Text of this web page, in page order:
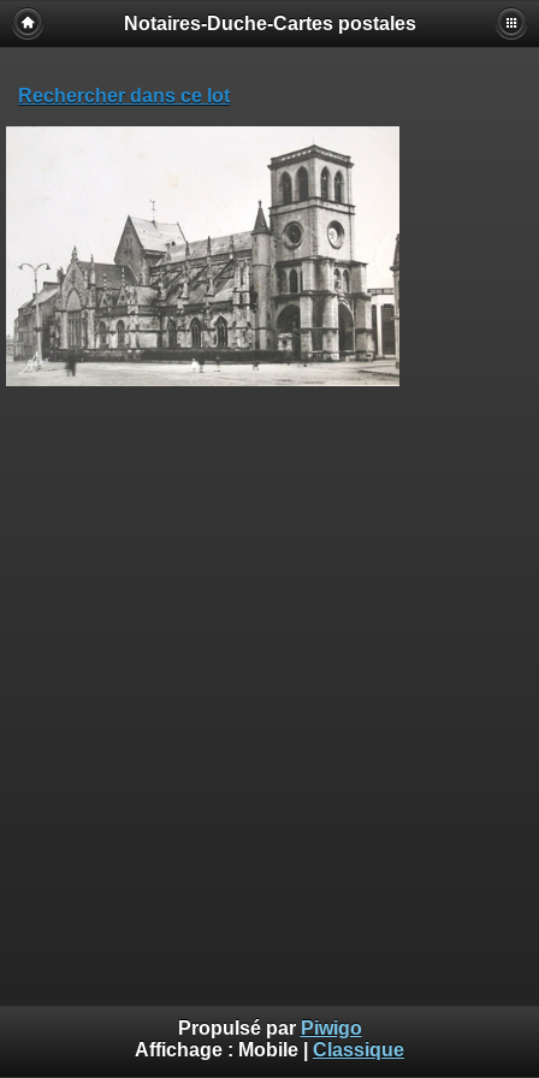
Notaires-Duche-Cartes postales
Rechercher dans ce lot
Propulsé par Piwigo
Affichage : Mobile Classique